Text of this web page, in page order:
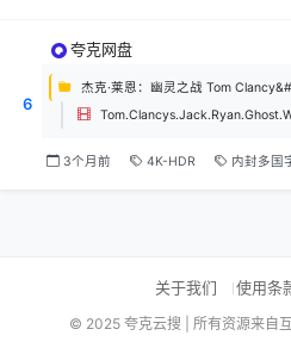
6
夸克网盘
3个月前 4K-HDR 内封多国
关于我们 使用条
© 2025 夸克云搜 | 所有资源来自